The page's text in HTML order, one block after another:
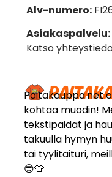
Paitakauppa.net
kohtaa muodin!
tekstipaidat ja
takuulla hymyn
tai tyylitaituri,
😎👕
Alv-numero:
Asiakaspalvelu:
Katso